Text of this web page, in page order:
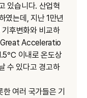
있습니다. 산업혁
였는데, 지난 1만년
후변화와 비교하
Acceleratio
이내로 온도상
수 있다고 경고하
여러 국가들은 기